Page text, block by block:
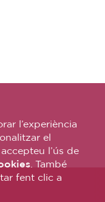
l’experiència
el
l’ús de
. També
fent clic a